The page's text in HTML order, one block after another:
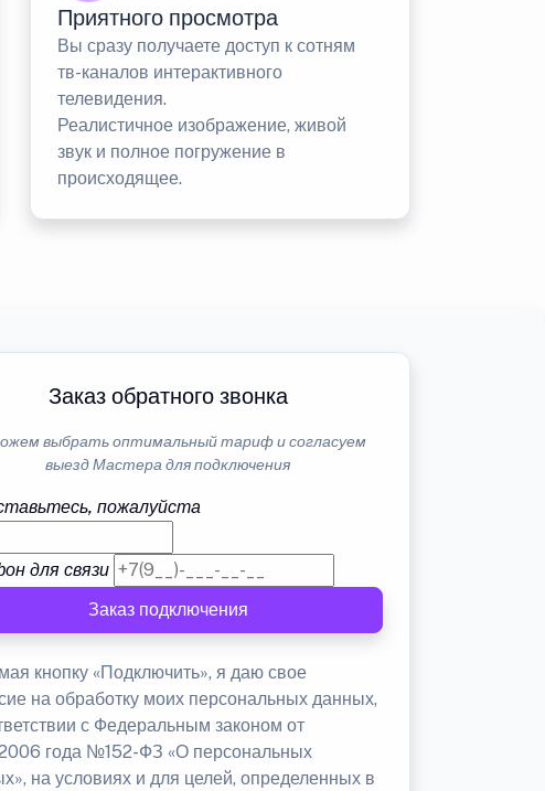
Приятного просмотра
Вы сразу получаете доступ к сотням
тв-каналов интерактивного
телевидения.
Реалистичное изображение, живой
звук и полное погружение в
происходящее.
Заказ обратного звонка
выбрать оптимальный тариф и согласуем
выезд Мастера для подключения
пожалуйста
для связи
Заказ подключения
кнопку «Подключить», я даю свое
на обработку моих персональных данных,
с Федеральным законом от
года №152-ФЗ «О персональных
на условиях и для целей, определенных в